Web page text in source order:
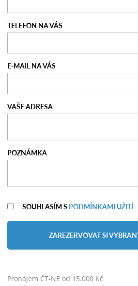
TELEFON NA VÁS
E-MAIL NA VÁS
VAŠE ADRESA
POZNÁMKA
SOUHLASÍM S PODMÍNKAMI UŽITÍ
ZAREZERVOVAT SI
Pronájem ČT-NE od 15.000 Kč